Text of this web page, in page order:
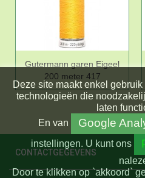
Gutermann garen Eigeel
200 meter 417
CONTACTGEGEVENS
Deze site maakt enkel
technologieën die
laten
En van Google
instellingen. U kunt ons
Door te klikken op `akkoord`